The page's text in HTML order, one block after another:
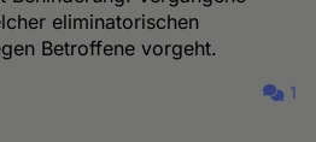
eliminatorischen
Betroffene vorgeht.
1